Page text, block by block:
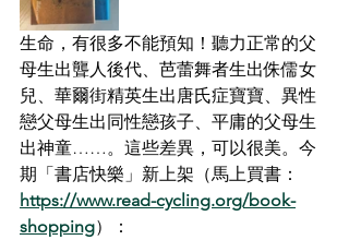
生命，有很多不能預知！聽力正常的父
母生出聾人後代、芭蕾舞者生出侏儒女
兒、華爾街精英生出唐氏症寶寶、異性
戀父母生出同性戀孩子、平庸的父母生
出神童……。這些差異，可以很美。今
期「書店快樂」新上架（馬上買書：
https://www.read-cycling.org/book-
shopping）：